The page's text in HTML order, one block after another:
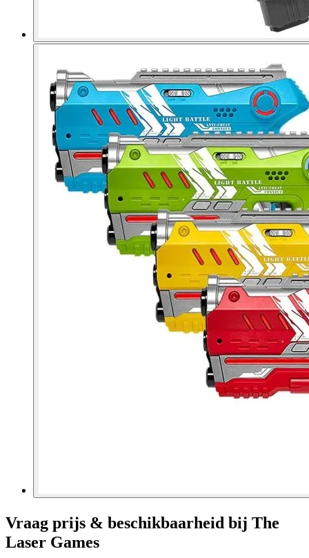
Vraag prijs & beschikbaarheid bij The
Laser Games